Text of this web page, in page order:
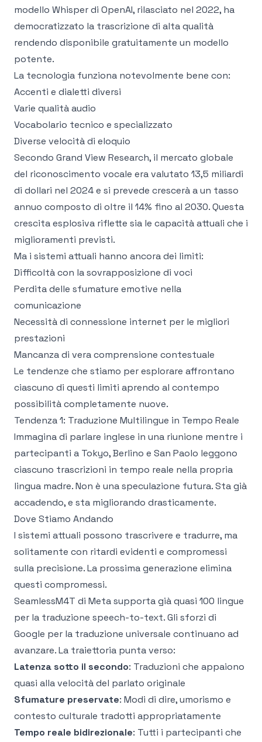
modello Whisper di OpenAI, rilasciato nel 2022, ha
democratizzato la trascrizione di alta qualità
rendendo disponibile gratuitamente un modello
potente.
La tecnologia funziona notevolmente bene con:
Accenti e dialetti diversi
Varie qualità audio
Vocabolario tecnico e specializzato
Diverse velocità di eloquio
Secondo Grand View Research, il mercato globale
del riconoscimento vocale era valutato 13,5 miliardi
di dollari nel 2024 e si prevede crescerà a un tasso
annuo composto di oltre il 14% fino al 2030. Questa
crescita esplosiva riflette sia le capacità attuali che i
miglioramenti previsti.
Ma i sistemi attuali hanno ancora dei limiti:
Difficoltà con la sovrapposizione di voci
Perdita delle sfumature emotive nella
comunicazione
Necessità di connessione internet per le migliori
prestazioni
Mancanza di vera comprensione contestuale
Le tendenze che stiamo per esplorare affrontano
ciascuno di questi limiti aprendo al contempo
possibilità completamente nuove.
Tendenza 1: Traduzione Multilingue in Tempo Reale
Immagina di parlare inglese in una riunione mentre i
partecipanti a Tokyo, Berlino e San Paolo leggono
ciascuno trascrizioni in tempo reale nella propria
lingua madre. Non è una speculazione futura. Sta già
accadendo, e sta migliorando drasticamente.
Dove Stiamo Andando
I sistemi attuali possono trascrivere e tradurre, ma
solitamente con ritardi evidenti e compromessi
sulla precisione. La prossima generazione elimina
questi compromessi.
SeamlessM4T di Metasupporta già quasi 100 lingue
per la traduzione speech-to-text. Gli sforzi di
Google per la traduzione universale continuano ad
avanzare. La traiettoria punta verso:
Latenza sotto il secondo: Traduzioni che appaiono
quasi alla velocità del parlato originale
Sfumature preservate: Modi di dire, umorismo e
contesto culturale tradotti appropriatamente
Tempo reale bidirezionale: Tutti i partecipanti che